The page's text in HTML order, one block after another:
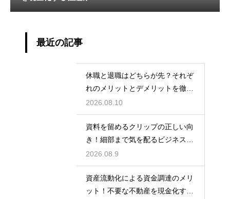
最近の記事
休職と退職はどちらが先？それぞ
れのメリットとデメリットを徹底
解説
2026.08.10
資料を留めるクリップの正しい向
き！細部まで気を配るビジネスマ
ナーの基本
2026.08.9
資産流動化による資金調達のメリ
ット！不要な不動産を現金化する